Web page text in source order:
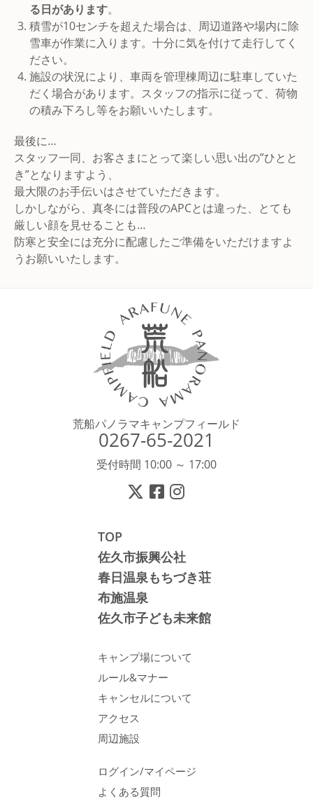
る日があります。
積雪が10センチを超えた場合は、周辺道路や場内に除
雪車が作業に入ります。十分に気を付けて走行してく
ださい。
施設の状況により、車両を管理棟周辺に駐車していた
だく場合があります。スタッフの指示に従って、荷物
の積み下ろし等をお願いいたします。
最後に…
スタッフ一同、お客さまにとって楽しい思い出の”ひとと
き”となりますよう、
最大限のお手伝いはさせていただきます。
しかしながら、真冬には普段のAPCとは違った、とても
厳しい顔を見せることも…
防寒と安全には充分に配慮したご準備をいただけますよ
うお願いいたします。
荒船パノラマキャンプフィールド
0267-65-2021
受付時間 10:00 ～ 17:00
TOP
佐久市振興公社
春日温泉もちづき荘
布施温泉
佐久市子ども未来館
キャンプ場について
ルール&マナー
キャンセルについて
アクセス
周辺施設
ログイン/マイページ
よくある質問